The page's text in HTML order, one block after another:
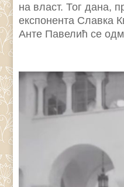
на власт. Тог дана,
експонента Славка
Анте Павелић се